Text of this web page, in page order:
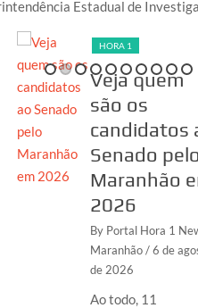
Estadual de
HORA 1
Veja quem
são os
candidatos
Senado
Maranhão
2026
By Portal Hora 1
Maranhão/ 6 de
de 2026
Ao todo, 11